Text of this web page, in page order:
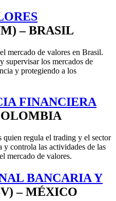
– BRASIL
mercado de valores en Brasil.
supervisar los mercados de
y protegiendo a los
FINANCIERA
quien regula el trading y el sector
controla las actividades de las
mercado de valores.
BANCARIA Y
– MÉXICO